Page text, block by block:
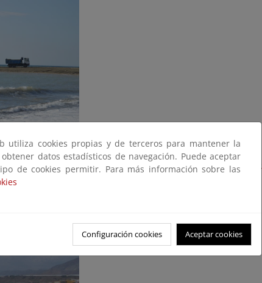
los daños producidos por los temporales de Noviembre de
utiliza cookies propias y de terceros para mantener la
datos estadísticos de navegación. Puede aceptar
de cookies permitir. Para más información sobre las
Configuración cookies Aceptar cookies